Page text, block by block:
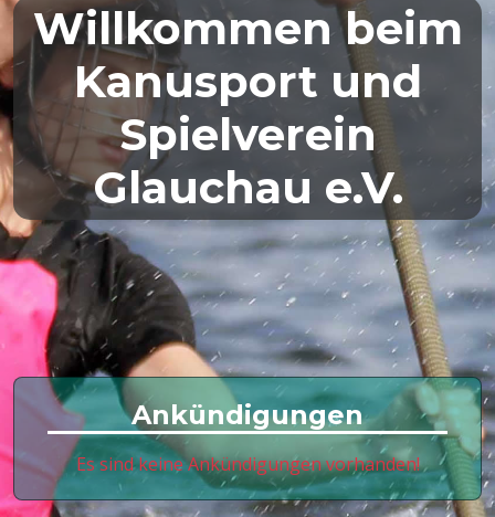
Willkommen beim
Kanusport und
Spielverein
Glauchau e.V.
Ankündigungen
Es sind keine Ankündigungen vorhanden!